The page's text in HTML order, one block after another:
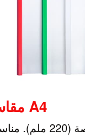
مقاس A4
يبلغ طول أغطية تقرير الشريط المنزلق تقريبًا. 12.2 بوصة (310 ملم)، العرض